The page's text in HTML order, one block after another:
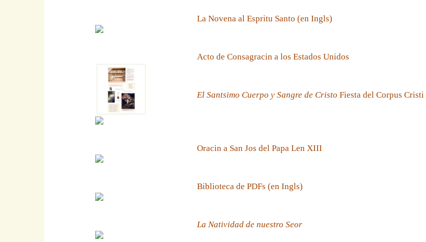
La Novena al Espritu Santo (en Ingls)
Acto de Consagracin a los Estados Unidos
El Santsimo Cuerpo y Sangre de Cristo Fiesta del Corpus Cristi
Oracin a San Jos del Papa Len XIII
Biblioteca de PDFs (en Ingls)
La Natividad de nuestro Seor